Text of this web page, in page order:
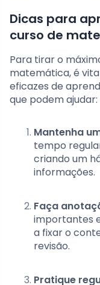
Dicas para
curso de
Para tirar o
matemática, é
eficazes de
que podem ajudar:
Mantenha
tempo
criando um
informações.
Faça
importantes
a fixar o
revisão.
Pratique